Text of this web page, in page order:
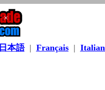
日本語| Français|